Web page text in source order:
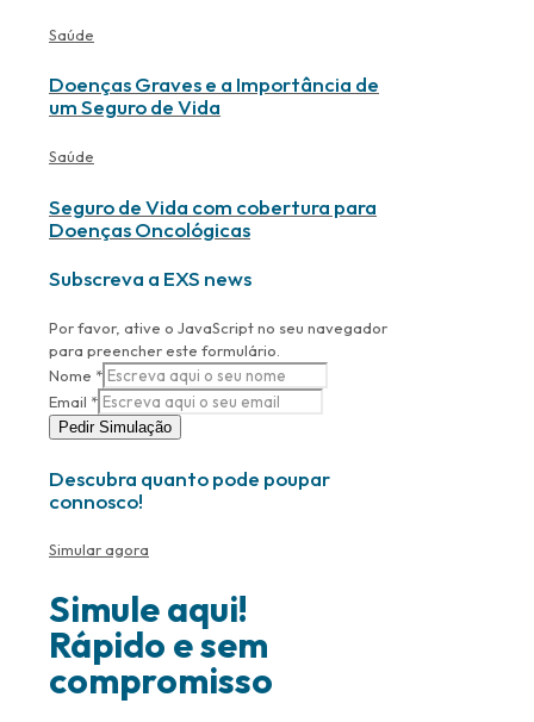
Saúde
Doenças Graves e a Importância de
um Seguro de Vida
Saúde
Seguro de Vida com cobertura para
Doenças Oncológicas
Subscreva a EXS news
Por favor, ative o JavaScript no seu navegador
para preencher este formulário.
Nome *
Email *
Pedir Simulação
Descubra quanto pode poupar
connosco!
Simular agora
Simule aqui!
Rápido e sem
compromisso